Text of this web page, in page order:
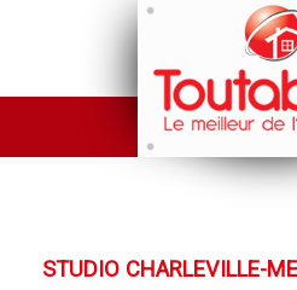
STUDIO CHARLEVILLE-